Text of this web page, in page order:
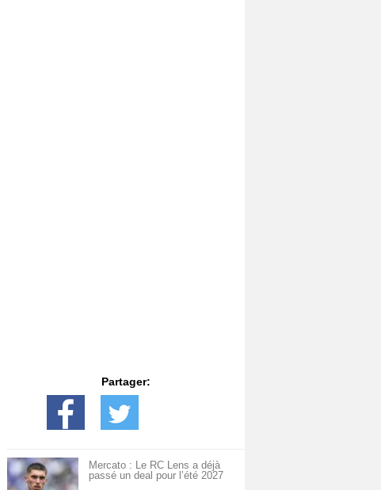
Partager:
Mercato : Le RC Lens a déjà
passé un deal pour l’été 2027